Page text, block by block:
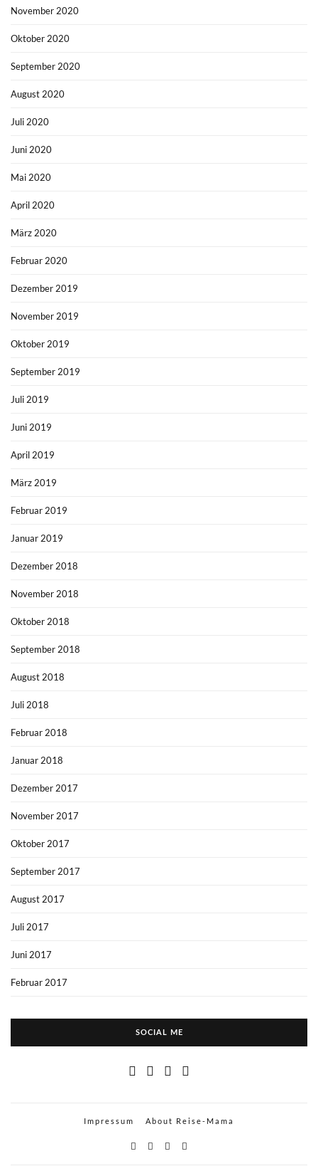
November 2020
Oktober 2020
September 2020
August 2020
Juli 2020
Juni 2020
Mai 2020
April 2020
März 2020
Februar 2020
Dezember 2019
November 2019
Oktober 2019
September 2019
Juli 2019
Juni 2019
April 2019
März 2019
Februar 2019
Januar 2019
Dezember 2018
November 2018
Oktober 2018
September 2018
August 2018
Juli 2018
Februar 2018
Januar 2018
Dezember 2017
November 2017
Oktober 2017
September 2017
August 2017
Juli 2017
Juni 2017
Februar 2017
SOCIAL ME
Impressum About Reise-Mama